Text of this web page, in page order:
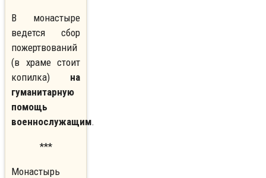
В монастыре
ведется сбор
пожертвований
(в храме стоит
копилка) на
гуманитарную
помощь
военнослужащим.
***
Монастырь